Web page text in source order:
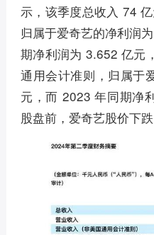
示，该季度总收入 74
归属于爱奇艺的净利润
期净利润为 3.652 亿元
通用会计准则，归属于
元，而 2023 年同期净
股盘前，爱奇艺股价下